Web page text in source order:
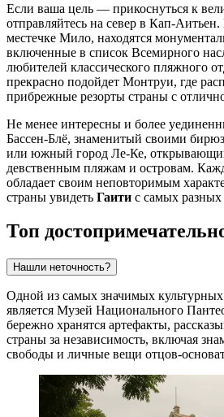
Если ваша цель — прикоснуться к
отправляйтесь на север в Кап-Аитьен.
местечке Мило, находятся
включенные в список Всемирного
любителей классического пляжного
прекрасно подойдет Монтруи, где
прибрежные резорты страны с
Не менее интересны и более
Бассен-Блё, знаменитый своими
или южный город Ле-Ке,
девственным пляжам и островам.
обладает своим неповторимым
страны увидеть Гаити с самых разных
Топ
Нашли неточность?
Одной из самых значимых
является Музей Национального
бережно хранятся артефакты,
страны за независимость, включая
свободы и личные вещи отцов-